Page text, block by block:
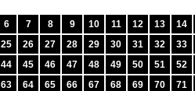
6 7 8 9 10 11 12 13
14
25 26 27 28 29 30 31 32
33
44 45 46 47 48 49 50 51
52
63 64 65 66 67 68 69 70 71